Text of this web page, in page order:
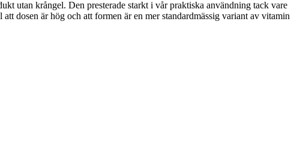
utan krångel. Den presterade starkt i vår praktiska användning tack vare
dosen är hög och att formen är en mer standardmässig variant av vitamin